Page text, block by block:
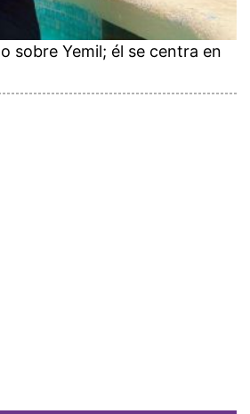
sobre Yemil; él se centra en